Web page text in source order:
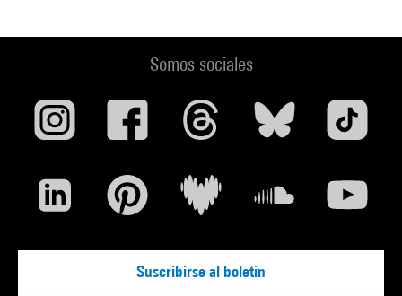
Somos sociales
Suscribirse al boletín